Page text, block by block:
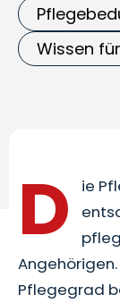
Wissen
D
ie
Pflegegrad